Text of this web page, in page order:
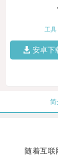
工具
安卓下
简
随着互联网